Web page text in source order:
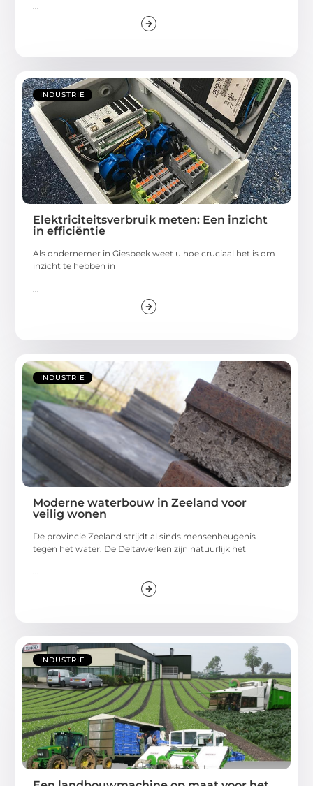
...
INDUSTRIE
Elektriciteitsverbruik meten: Een inzicht
in efficiëntie
Als ondernemer in Giesbeek weet u hoe cruciaal het is om
inzicht te hebben in
INDUSTRIE
Moderne waterbouw in Zeeland voor
veilig wonen
De provincie Zeeland strijdt al sinds mensenheugenis
tegen het water. De Deltawerken zijn natuurlijk het
...
INDUSTRIE